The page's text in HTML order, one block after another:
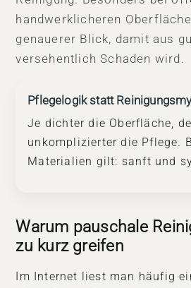
handwerklicheren
genauerer Blick, damit aus
versehentlich Schaden wird.
Pflegelogik statt
Je dichter die Oberfläche,
unkomplizierter die Pflege.
Materialien gilt: sanft und
Warum pauschale
zu kurz greifen
Im Internet liest man häufig